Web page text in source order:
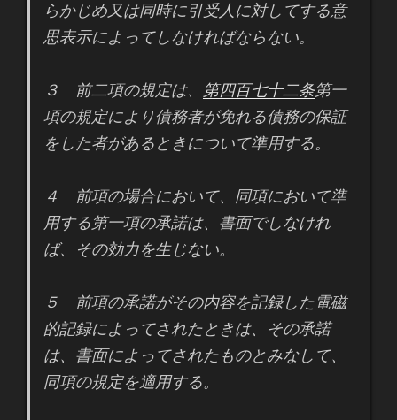
らかじめ又は同時に引受人に対してする意
思表示によってしなければならない。
３ 前二項の規定は、 第四百七十二条第一
項の規定により債務者が免れる債務の保証
をした者があるときについて準用する。
４ 前項の場合において、同項において準
用する第一項の承諾は、書面でしなけれ
ば、その効力を生じない。
５ 前項の承諾がその内容を記録した電磁
的記録によってされたときは、その承諾
は、書面によってされたものとみなして、
同項の規定を適用する。